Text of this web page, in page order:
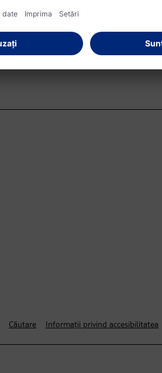
Căutare Informații privind accesibilitatea